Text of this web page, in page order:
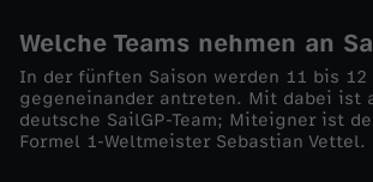
G
P
:
Welche Teams nehmen an
In der fünften Saison werden 11 bis 12
gegeneinander antreten. Mit dabei ist
deutsche SailGP-Team; Miteigner ist
Formel 1-Weltmeister Sebastian Vettel.